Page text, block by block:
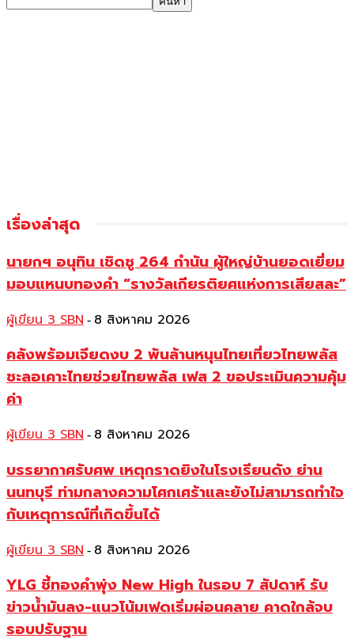
เรื่องล่าสุด
นายกฯ อนุทิน เชิดชู 264 กำนัน ผู้ใหญ่บ้านยอดเยี่ยม
มอบแหนบทองคำ “รางวัลเกียรติยศแห่งการเสียสละ”
ผู้เขียน 3 SBN - 8 สิงหาคม 2026
คลังพร้อมเจียดงบ 2 พันล้านหนุนไทยเที่ยวไทยพลัส
ชะลอเคาะไทยช่วยไทยพลัส เฟส 2 ขอประเมินความคุ้ม
ค่า
ผู้เขียน 3 SBN - 8 สิงหาคม 2026
บรรยากาศรับศพ เหตุกราดยิงในโรงเรียนดัง ย่าน
นนทบุรี ท่ามกลางความโศกเศร้าและยังไม่สามารถทำใจ
กับเหตุการณ์ที่เกิดขึ้นได้
ผู้เขียน 3 SBN - 8 สิงหาคม 2026
YLG ชี้ทองคำพุ่ง New High ในรอบ 7 สัปดาห์ รับ
ข่าวน้ำมันลง-แนวโน้มเฟดเริ่มผ่อนคลาย คาดใกล้จบ
รอบปรับฐาน